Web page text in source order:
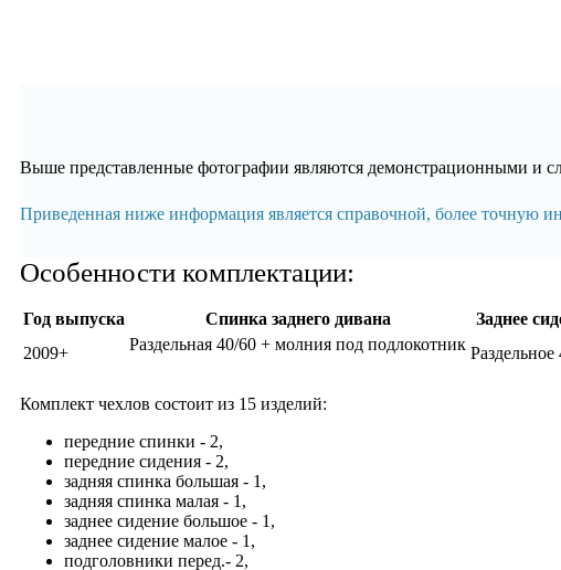
Выше представленные фотографии являются демонстрационными и
Приведенная ниже информация является справочной, более точную
Особенности комплектации:
Год выпуска Спинка заднего дивана Заднее
2009+
Раздельная 40/60 + молния под подлокотник Раздельное
Комплект чехлов состоит из 15 изделий:
передние спинки - 2,
передние сидения - 2,
задняя спинка большая - 1,
задняя спинка малая - 1,
заднее сидение большое - 1,
заднее сидение малое - 1,
подголовники перед.- 2,